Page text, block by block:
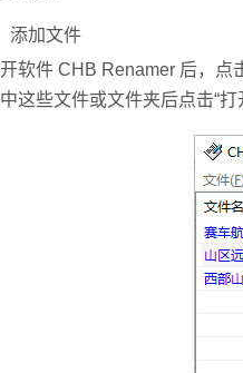
添加文件
软件 CHB Renamer 后，点
这些文件或文件夹后点击“打